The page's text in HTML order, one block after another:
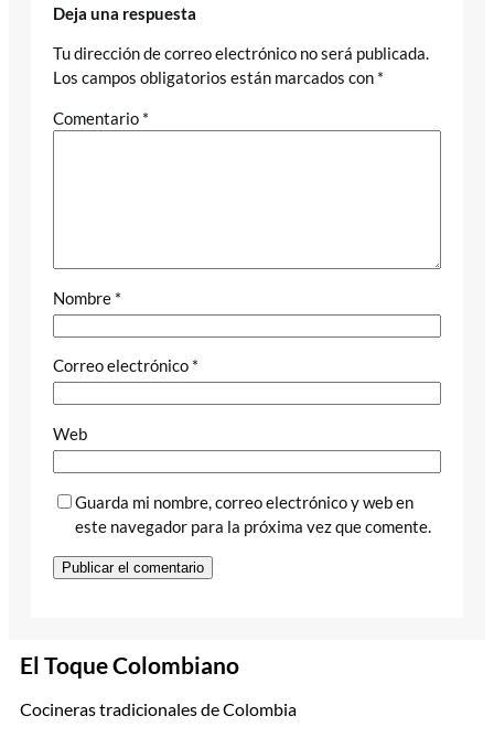
Deja una respuesta
Tu dirección de correo electrónico no será publicada.
Los campos obligatorios están marcados con *
Comentario *
Nombre *
Correo electrónico *
Web
Guarda mi nombre, correo electrónico y web en
este navegador para la próxima vez que comente.
El Toque Colombiano
Cocineras tradicionales de Colombia